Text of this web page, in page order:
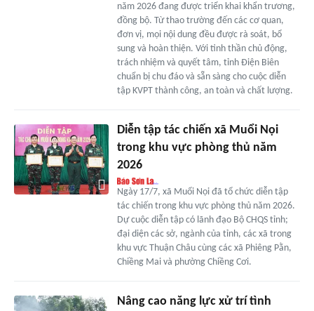
năm 2026 đang được triển khai khẩn trương,
đồng bộ. Từ thao trường đến các cơ quan,
đơn vị, mọi nội dung đều được rà soát, bổ
sung và hoàn thiện. Với tinh thần chủ động,
trách nhiệm và quyết tâm, tỉnh Điện Biên
chuẩn bị chu đáo và sẵn sàng cho cuộc diễn
tập KVPT thành công, an toàn và chất lượng.
Diễn tập tác chiến xã Muổi Nọi
trong khu vực phòng thủ năm
2026
Ngày 17/7, xã Muổi Nọi đã tổ chức diễn tập
tác chiến trong khu vực phòng thủ năm 2026.
Dự cuộc diễn tập có lãnh đạo Bộ CHQS tỉnh;
đại diện các sở, ngành của tỉnh, các xã trong
khu vực Thuận Châu cùng các xã Phiêng Pằn,
Chiềng Mai và phường Chiềng Cơi.
Nâng cao năng lực xử trí tình